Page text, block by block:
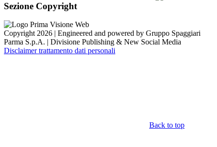
Sezione Copyright
Copyright 2026 | Engineered and powered by Gruppo Spaggiari
Parma S.p.A. | Divisione Publishing & New Social Media
Disclaimer trattamento dati personali
Back to top